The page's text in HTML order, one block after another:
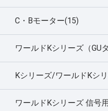
C・Bモーター(15)
ワールドKシリーズ（GU
Kシリーズ/ワールドKシ
ワールドKシリーズ 信号